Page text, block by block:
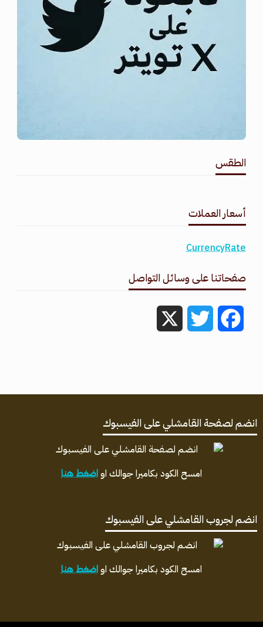
الطقس
أسعار العملات
CurrencyRate
صفحاتنا على وسائل التواصل
Facebook
Twitter
انضم لصفحة القامشلي على الفيسبوك
امسح الكود بكاميرا جوالك اواضغط هنا
انضم لجروب القامشلي على الفيسبوك
امسح الكود بكاميرا جوالك اواضغط هنا